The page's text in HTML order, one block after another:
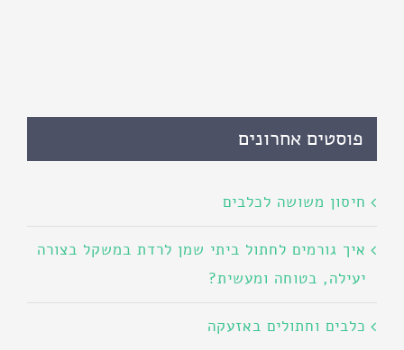
פוסטים אחרונים
חיסון משושה לכלבים
איך גורמים לחתול ביתי שמן לרדת במשקל בצורה
יעילה, בטוחה ומעשית?
כלבים וחתולים באזעקה